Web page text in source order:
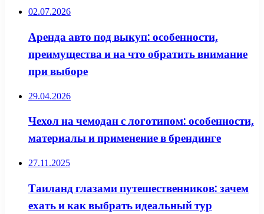
02.07.2026
Аренда авто под выкуп: особенности,
преимущества и на что обратить внимание
при выборе
29.04.2026
Чехол на чемодан с логотипом: особенности,
материалы и применение в брендинге
27.11.2025
Таиланд глазами путешественников: зачем
ехать и как выбрать идеальный тур